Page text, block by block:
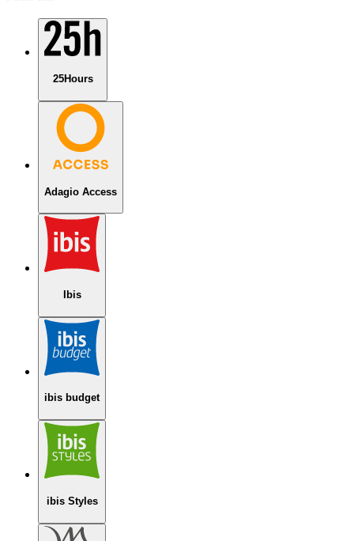
25Hours
Adagio Access
Ibis
ibis budget
ibis Styles